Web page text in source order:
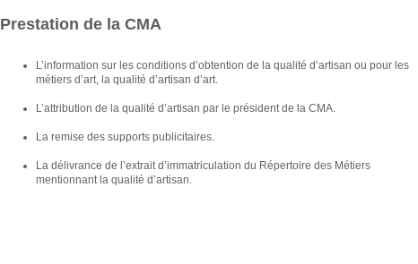
Prestation de la CMA
L’information sur les conditions d’obtention de la qualité d’artisan ou pour les
métiers d’art, la qualité d’artisan d’art.
L’attribution de la qualité d’artisan par le président de la CMA.
La remise des supports publicitaires.
La délivrance de l’extrait d’immatriculation du Répertoire des Métiers
mentionnant la qualité d’artisan.